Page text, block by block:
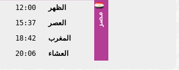
مصر
الظهر
12:00
العصر
15:37
المغرب
18:42
العشاء
20:06